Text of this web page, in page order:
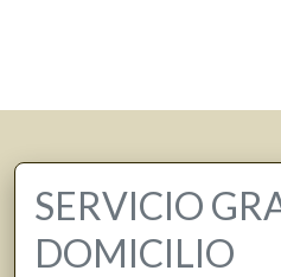
SERVICIO
DOMICILIO